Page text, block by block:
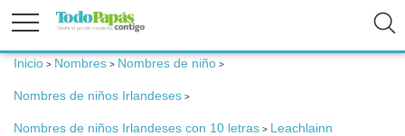
Fertilidad
Embarazo
Inicio > Nombres > Nombres de niño >
Nombres de niños Irlandeses >
Nombres de niños Irlandeses con 10 letras > Leachlainn